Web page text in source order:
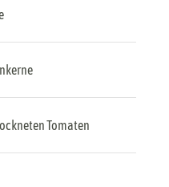
Tomaten